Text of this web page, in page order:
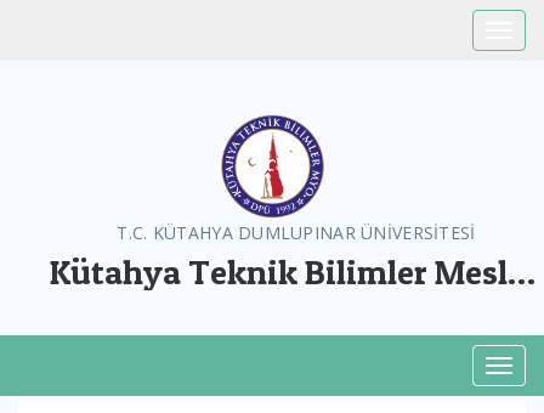
T.C. KÜTAHYA DUMLUPINAR ÜNİVERSİTESİ
Kütahya Teknik Bilimler Meslek